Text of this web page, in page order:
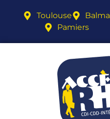
Toulouse
Balma
Pamiers